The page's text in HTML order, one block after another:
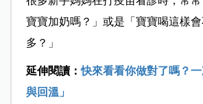
寶寶加奶嗎？」或是「寶寶喝這樣
多？」
延伸閱讀：快來看看你做對了嗎？
與回溫」